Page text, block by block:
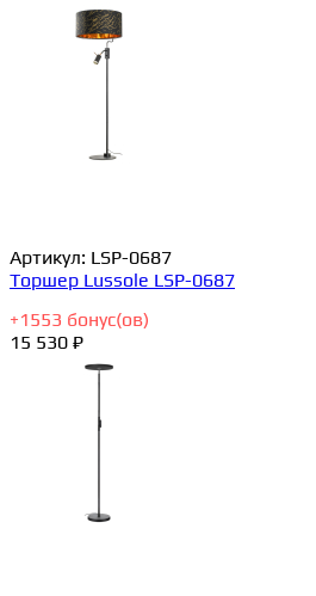
Артикул: LSP-0687
Торшер Lussole LSP-0687
+1553 бонус(ов)
15 530 ₽